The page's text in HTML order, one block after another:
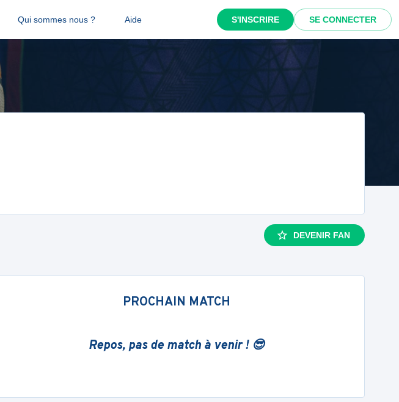
Qui sommes nous ? Aide S'INSCRIRE SE CONNECTER
DEVENIR FAN
PROCHAIN MATCH
Repos, pas de match à venir ! 😎